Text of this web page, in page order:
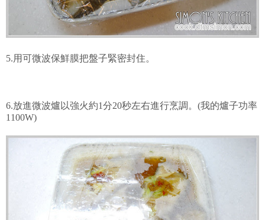
5.用可微波保鮮膜把盤子緊密封住。
6.放進微波爐以強火約1分20秒左右進行烹調。(我的爐子功率
1100W)